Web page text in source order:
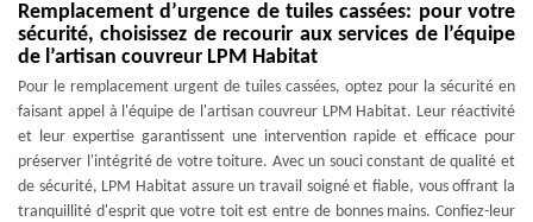
Remplacement d’urgence de tuiles cassées: pour votre
sécurité, choisissez de recourir aux services de l’équipe
de l’artisan couvreur LPM Habitat
Pour le remplacement urgent de tuiles cassées, optez pour la sécurité en
faisant appel à l'équipe de l'artisan couvreur LPM Habitat. Leur réactivité
et leur expertise garantissent une intervention rapide et efficace pour
préserver l'intégrité de votre toiture. Avec un souci constant de qualité et
de sécurité, LPM Habitat assure un travail soigné et fiable, vous offrant la
tranquillité d'esprit que votre toit est entre de bonnes mains. Confiez-leur